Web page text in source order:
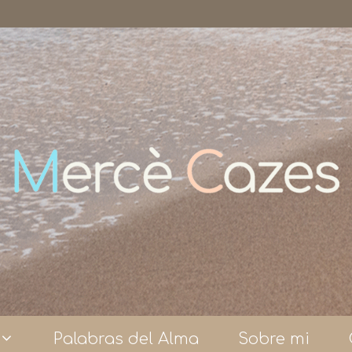
Palabras del Alma Sobre mi